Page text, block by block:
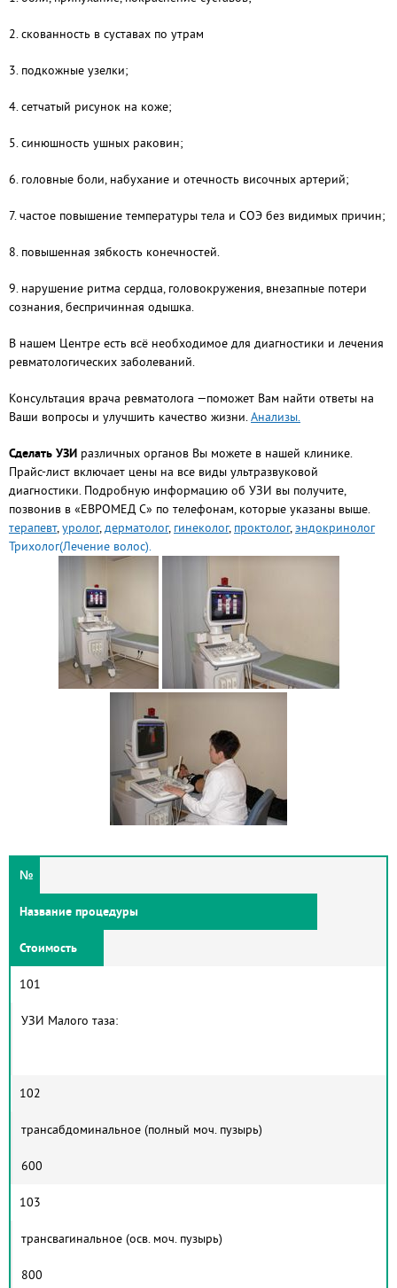
2. скованность в суставах по утрам
3. подкожные узелки;
4. сетчатый рисунок на коже;
5. синюшность ушных раковин;
6. головные боли, набухание и отечность височных артерий;
7. частое повышение температуры тела и СОЭ без видимых причин;
8. повышенная зябкость конечностей.
9. нарушение ритма сердца, головокружения, внезапные потери
сознания, беспричинная одышка.
В нашем Центре есть всё необходимое для диагностики и лечения
ревматологических заболеваний.
Консультация врача ревматолога —поможет Вам найти ответы на
Ваши вопросы и улучшить качество жизни.Анализы.
Сделать УЗИ различных органов Вы можете в нашей клинике.
Прайс-лист включает цены на все виды ультразвуковой
диагностики. Подробную информацию об УЗИ вы получите,
позвонив в «ЕВРОМЕД С» по телефонам, которые указаны выше.
терапевт, уролог, дерматолог, гинеколог, проктолог, эндокринолог
Трихолог(Лечение волос).
№
Название процедуры
Стоимость
101
УЗИ Малого таза:
102
трансабдоминальное (полный моч. пузырь)
600
103
трансвагинальное (осв. моч. пузырь)
800